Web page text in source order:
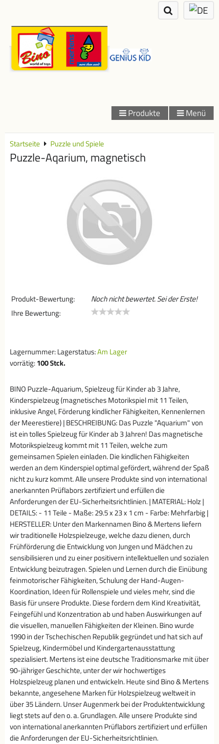
Produkte Menü
Startseite Puzzle und Spiele
Puzzle-Aqarium, magnetisch
Produkt-Bewertung:
Noch nicht bewertet. Sei der Erste!
Ihre Bewertung:
Lagernummer:Lagerstatus:Am Lager
vorrätig:100Stck.
BINO Puzzle-Aquarium, Spielzeug für Kinder ab 3 Jahre,
Kinderspielzeug (magnetisches Motorikspiel mit 11 Teilen,
inklusive Angel, Förderung kindlicher Fähigkeiten, Kennenlernen
der Meerestiere) | BESCHREIBUNG: Das Puzzle "Aquarium" von
ist ein tolles Spielzeug für Kinder ab 3 Jahren! Das magnetische
Motorikspielzeug kommt mit 11 Teilen, welche zum
gemeinsamen Spielen einladen. Die kindlichen Fähigkeiten
werden an dem Kinderspiel optimal gefördert, während der Spaß
nicht zu kurz kommt. Alle unsere Produkte sind von international
anerkannten Prüflabors zertifiziert und erfüllen die
Anforderungen der EU-Sicherheitsrichtlinien. | MATERIAL: Holz |
DETAILS: - 11 Teile - Maße: 29.5 x 23 x 1 cm - Farbe: Mehrfarbig |
HERSTELLER: Unter den Markennamen Bino & Mertens liefern
wir traditionelle Holzspielzeuge, welche dazu dienen, durch
Frühförderung die Entwicklung von Jungen und Mädchen zu
sensibilisieren und zu einer positivern intellektuellen und sozialen
Entwicklung beizutragen. Spielen und Lernen durch die Einübung
feinmotorischer Fähigkeiten, Schulung der Hand-Augen-
Koordination, Ideen für Rollenspiele und vieles mehr, sind die
Basis für unsere Produkte. Diese fordern dem Kind Kreativität,
Feingefühl und Konzentration ab und haben Auswirkungen auf
die visuellen, manuellen Fähigkeiten der Kleinen. Bino wurde
1990 in der Tschechischen Republik gegründet und hat sich auf
Spielzeug, Kindermöbel und Kindergartenausstattung
spezialisiert. Mertens ist eine deutsche Traditionsmarke mit über
90-jähriger Geschichte, unter der wir hochwertiges
Holzspielzeug planen und entwickeln. Heute sind Bino & Mertens
bekannte, angesehene Marken für Holzspielzeug weltweit in
über 35 Ländern. Unser Augenmerk bei der Produktentwicklung
liegt stets auf den o. a. Grundlagen. Alle unsere Produkte sind
von international anerkannten Prüflabors zertifiziert und erfüllen
die Anforderungen der EU-Sicherheitsrichtlinien.